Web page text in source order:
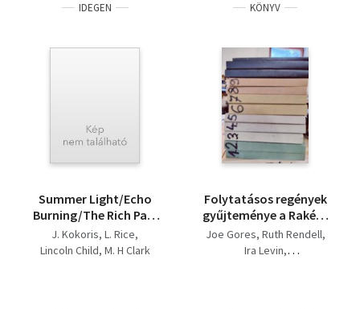
Tankönyv, segédkönyv
Társadalomtudomány
IDEGEN
Summer Light/Echo
Burning/The Rich Part
of Life/On the Street
Where You...
J. Kokoris L. Rice
Lincoln Child M. H Clark
KÖNYV
Folytatásos regények
gyűjteménye a Rakéta
Regényújságból
(Ragadozók kora,
Joe Gores Ruth Rendell
Ira Levin